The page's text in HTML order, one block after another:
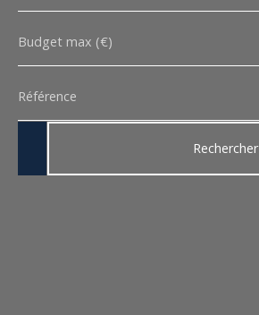
Budget max (€)
Référence
Rechercher